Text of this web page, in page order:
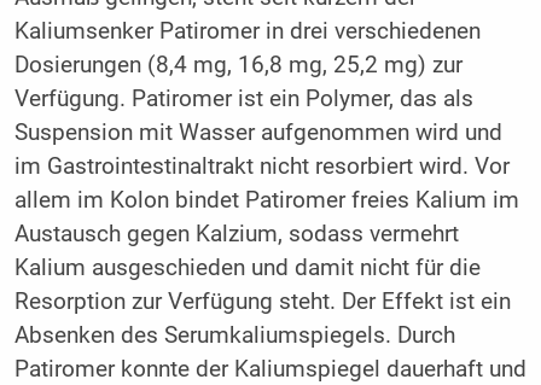
Kaliumsenker Patiromer in drei verschiedenen
Dosierun­gen (8,4 mg, 16,8 mg, 25,2 mg) zur
Verfügung. Patiromer ist ein Polymer, das als
Suspension mit Wasser aufgenommen wird und
im Gastrointestinaltrakt nicht resorbiert wird. Vor
allem im Kolon bindet Patiromer freies Kalium im
Austausch gegen Kalzium, sodass vermehrt
Kalium ausgeschieden und damit nicht für die
Resorption zur Verfügung steht. Der Effekt ist ein
Absenken des Serumkaliumspiegels. Durch
Patiromer konnte der Kaliumspiegel dauerhaft und